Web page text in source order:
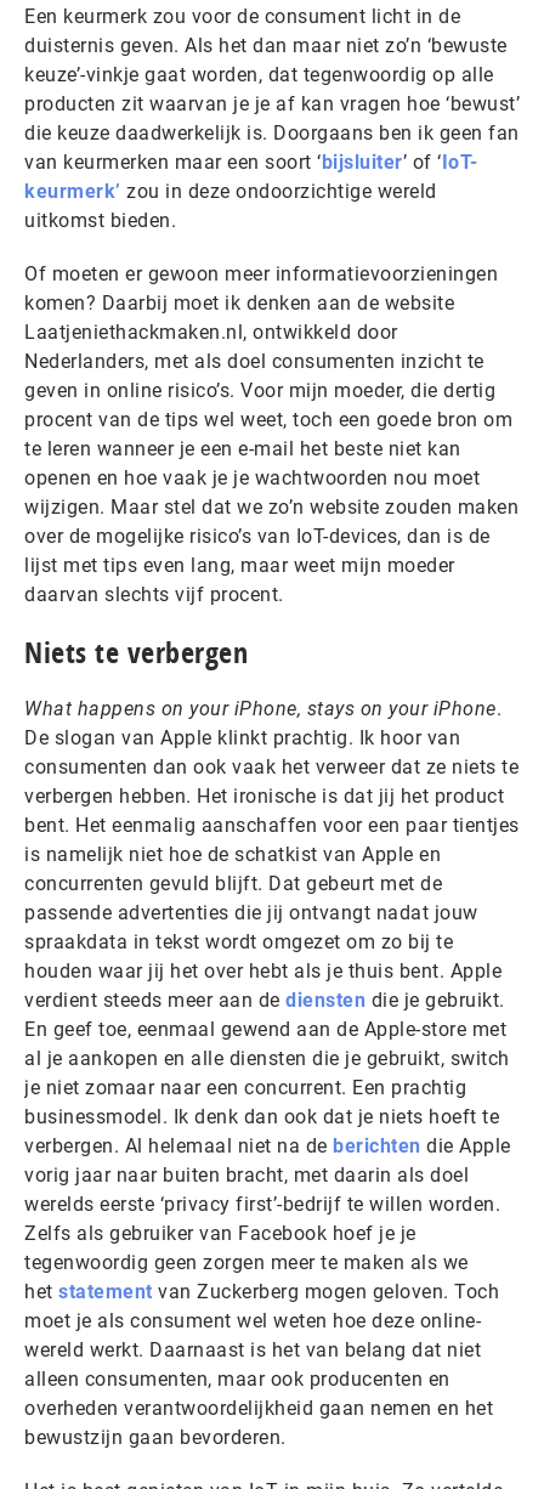
Een keurmerk zou voor de consument licht in de
duisternis geven. Als het dan maar niet zo’n ‘bewuste
keuze’-vinkje gaat worden, dat tegenwoordig op alle
producten zit waarvan je je af kan vragen hoe ‘bewust’
die keuze daadwerkelijk is. Doorgaans ben ik geen fan
van keurmerken maar een soort ‘bijsluiter’ of ‘IoT-
keurmerk’ zou in deze ondoorzichtige wereld
uitkomst bieden.
Of moeten er gewoon meer informatievoorzieningen
komen? Daarbij moet ik denken aan de website
Laatjeniethackmaken.nl, ontwikkeld door
Nederlanders, met als doel consumenten inzicht te
geven in online risico’s. Voor mijn moeder, die dertig
procent van de tips wel weet, toch een goede bron om
te leren wanneer je een e-mail het beste niet kan
openen en hoe vaak je je wachtwoorden nou moet
wijzigen. Maar stel dat we zo’n website zouden maken
over de mogelijke risico’s van IoT-devices, dan is de
lijst met tips even lang, maar weet mijn moeder
daarvan slechts vijf procent.
Niets te verbergen
What happens on your iPhone, stays on your iPhone.
De slogan van Apple klinkt prachtig. Ik hoor van
consumenten dan ook vaak het verweer dat ze niets te
verbergen hebben. Het ironische is dat jij het product
bent. Het eenmalig aanschaffen voor een paar tientjes
is namelijk niet hoe de schatkist van Apple en
concurrenten gevuld blijft. Dat gebeurt met de
passende advertenties die jij ontvangt nadat jouw
spraakdata in tekst wordt omgezet om zo bij te
houden waar jij het over hebt als je thuis bent. Apple
verdient steeds meer aan de diensten die je gebruikt.
En geef toe, eenmaal gewend aan de Apple-store met
al je aankopen en alle diensten die je gebruikt, switch
je niet zomaar naar een concurrent. Een prachtig
businessmodel. Ik denk dan ook dat je niets hoeft te
verbergen. Al helemaal niet na de berichten die Apple
vorig jaar naar buiten bracht, met daarin als doel
werelds eerste ‘privacy first’-bedrijf te willen worden.
Zelfs als gebruiker van Facebook hoef je je
tegenwoordig geen zorgen meer te maken als we
het statement van Zuckerberg mogen geloven. Toch
moet je als consument wel weten hoe deze online-
wereld werkt. Daarnaast is het van belang dat niet
alleen consumenten, maar ook producenten en
overheden verantwoordelijkheid gaan nemen en het
bewustzijn gaan bevorderen.